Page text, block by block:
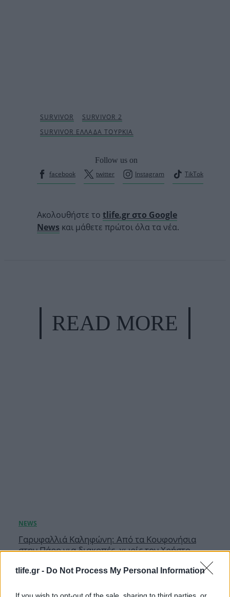
tlife.gr - Do Not Process My Personal Information
If you wish to opt-out of the sale, sharing to third parties, or
Follow us on
facebook
twitter Instagram TikTok
Ακολουθήστε το tlife.gr στο Google
News και μάθετε πρώτοι όλα τα νέα.
READ MORE
Γαρυφαλλιά Καληφώνη: Από τα Κουφονήσια
στην Πάρο για διακοπές, χωρίς τον Χρήστο
06.08.2026